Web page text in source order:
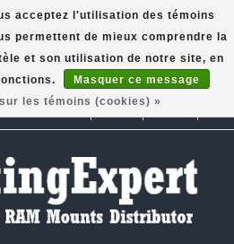
superkorting tot 50%? Klik hier!
acceptez l'utilisation des témoins
permettent de mieux comprendre la
et son utilisation de notre site, en
Masquer ce message
les témoins (cookies) »